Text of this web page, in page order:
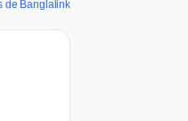
de Banglalink